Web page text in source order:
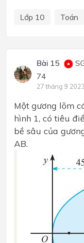
Lớp 10 Toán
Bài 15
74
27 tháng 9
Một gương lõm
hình 1, có tiêu
bề sâu của
AB.